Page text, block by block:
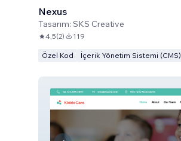
Nexus
Tasarım: SKS Creative
4,5(2) 119
Özel Kod İçerik Yönetim Sistemi (CMS)